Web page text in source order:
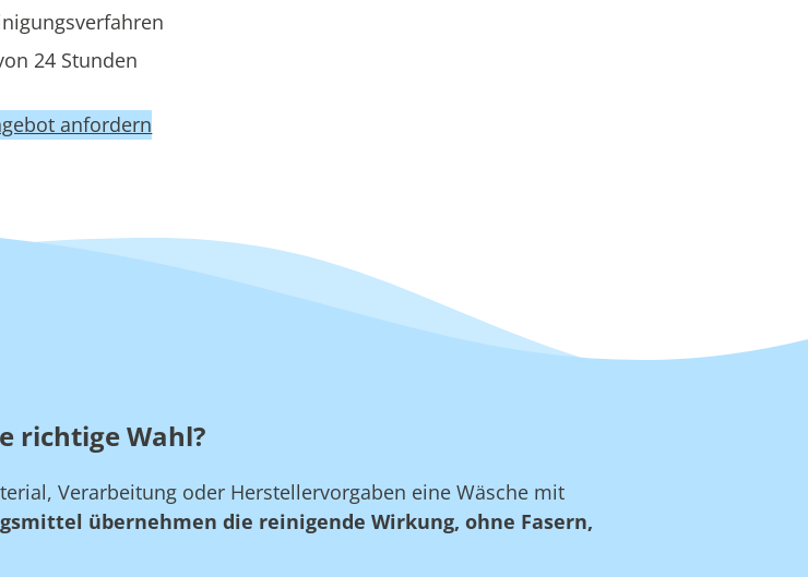
24 Stunden
anfordern
richtige Wahl?
Verarbeitung oder Herstellervorgaben eine Wäsche mit
übernehmen die reinigende Wirkung, ohne Fasern,